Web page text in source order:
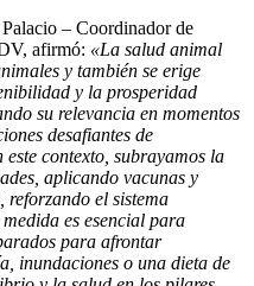
– Coordinador de
afirmó: «La salud animal
y también se erige
y la prosperidad
su relevancia en momentos
desafiantes de
contexto, subrayamos la
aplicando vacunas y
el sistema
es esencial para
para afrontar
inundaciones o una dieta de